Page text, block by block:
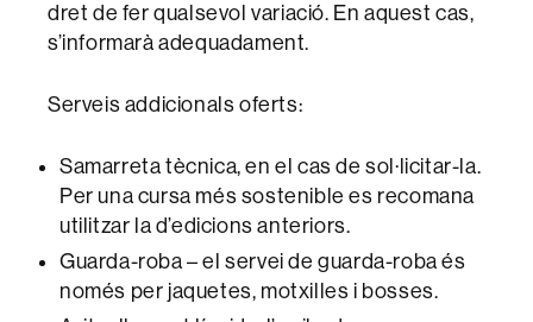
dret de fer qualsevol variació. En aquest cas,
s’informarà adequadament.
Serveis addicionals oferts:
Samarreta tècnica, en el cas de sol·licitar-la.
Per una cursa més sostenible es recomana
utilitzar la d’edicions anteriors.
Guarda-roba – el servei de guarda-roba és
només per jaquetes, motxilles i bosses.